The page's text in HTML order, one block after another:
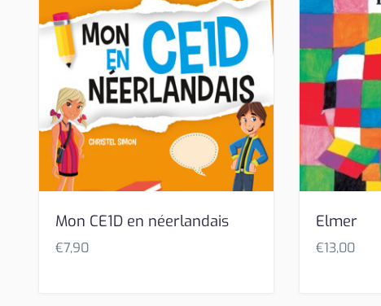
Mon CE1D en néerlandais
€7,90
Elmer
€13,00